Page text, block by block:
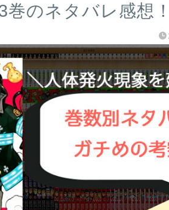
のネタバレ感想！